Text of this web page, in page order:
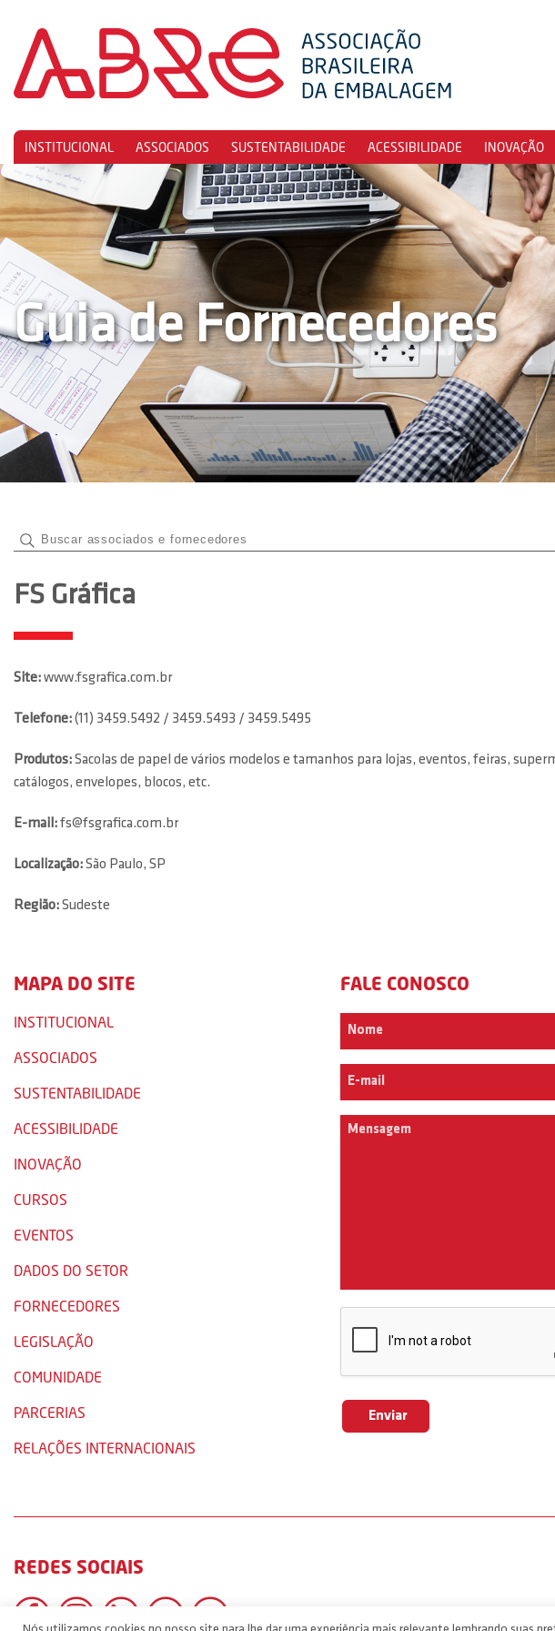
INSTITUCIONAL ASSOCIADOS SUSTENTABILIDADE ACESSIBILIDADE INOVAÇÃO
Guia de Fornecedores
FS Gráfica
Site:www.fsgrafica.com.br
Telefone:(11) 3459.5492 / 3459.5493 / 3459.5495
Produtos:Sacolas de papel de vários modelos e tamanhos para lojas, eventos, feiras,
catálogos, envelopes, blocos, etc.
E-mail:fs@fsgrafica.com.br
Localização:São Paulo, SP
Região:Sudeste
MAPA DO SITE
INSTITUCIONAL
ASSOCIADOS
SUSTENTABILIDADE
ACESSIBILIDADE
INOVAÇÃO
CURSOS
EVENTOS
DADOS DO SETOR
FORNECEDORES
LEGISLAÇÃO
COMUNIDADE
PARCERIAS
RELAÇÕES INTERNACIONAIS
FALE CONOSCO
REDES SOCIAIS